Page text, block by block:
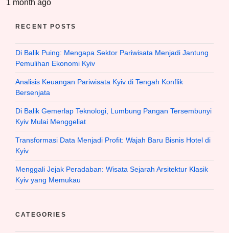
1 month ago
RECENT POSTS
Di Balik Puing: Mengapa Sektor Pariwisata Menjadi Jantung
Pemulihan Ekonomi Kyiv
Analisis Keuangan Pariwisata Kyiv di Tengah Konflik
Bersenjata
Di Balik Gemerlap Teknologi, Lumbung Pangan Tersembunyi
Kyiv Mulai Menggeliat
Transformasi Data Menjadi Profit: Wajah Baru Bisnis Hotel di
Kyiv
Menggali Jejak Peradaban: Wisata Sejarah Arsitektur Klasik
Kyiv yang Memukau
CATEGORIES